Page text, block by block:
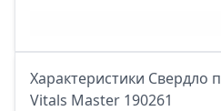
Характеристики Свердло
Vitals Master 190261